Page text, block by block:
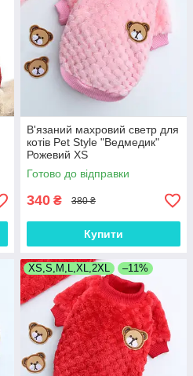
В'язаний махровий светр для
котів Pet Style "Ведмедик"
Рожевий XS
Готово до відправки
340 ₴ 380 ₴
Купити
XS,S,M,L,XL,2XL –11%